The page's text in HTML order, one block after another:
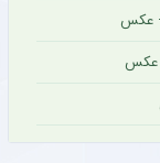
+ عکس
عکس